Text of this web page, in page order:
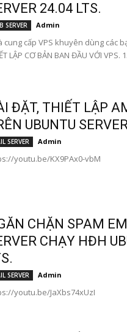
24.04 LTS.
SERVER Admin
cung cấp VPS khuyên dùng các
LẬP CƠ BẢN BAN ĐẦU VỚI VPS.
ĐẶT, THIẾT LẬP
UBUNTU
SERVER Admin
youtu.be/KX9PAx0-vbM
CHẶN SPAM
CHẠY HĐH
SERVER Admin
youtu.be/JaXbs74xUzI